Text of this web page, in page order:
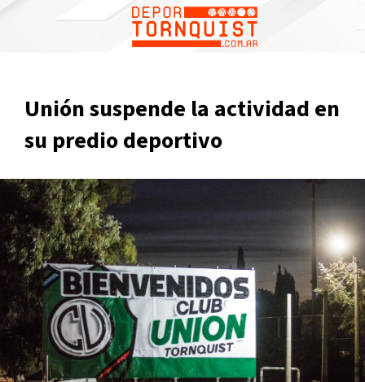
Unión suspende la actividad en
su predio deportivo